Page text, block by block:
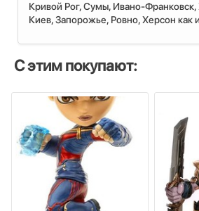
Кривой Рог, Сумы, Ивано-
Киев, Запорожье, Ровно, Херсон как
С этим покупают: